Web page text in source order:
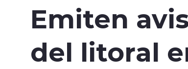
Emiten
del litoral